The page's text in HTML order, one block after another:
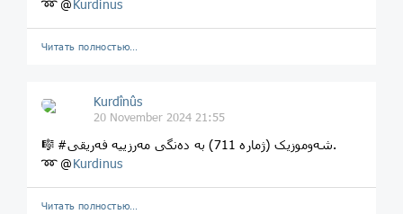
➿ @Kurdinus
Читать полностью…
Kurdînûs
20 November 2024 21:55
🎼 #شەوموزیک (ژماره 711) بە دەنگی مەرزییە فەریقی.
➿ @Kurdinus
Читать полностью…